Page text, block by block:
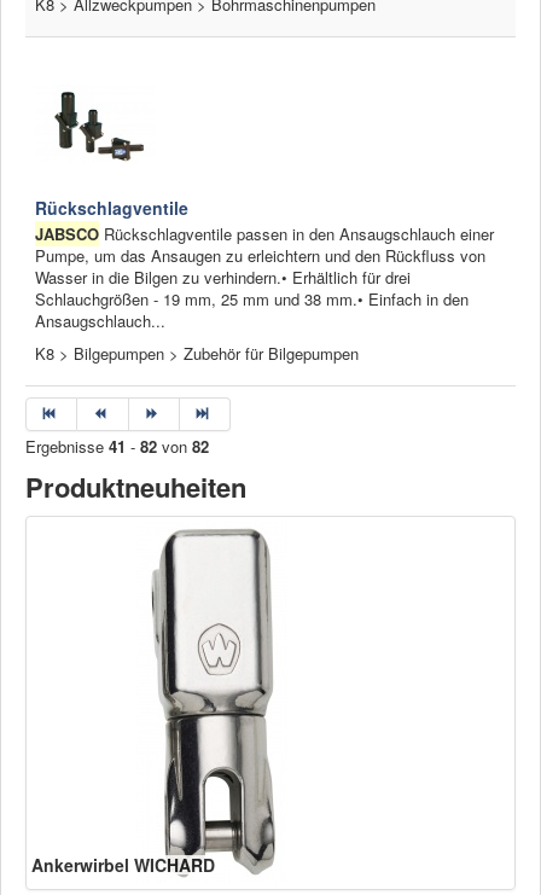
Rückschlagventile
JABSCO Rückschlagventile passen in den Ansaugschlauch einer
Pumpe, um das Ansaugen zu erleichtern und den Rückfluss von
Wasser in die Bilgen zu verhindern.• Erhältlich für drei
Schlauchgrößen - 19 mm, 25 mm und 38 mm.• Einfach in den
Ansaugschlauch...
K8 > Bilgepumpen > Zubehör für Bilgepumpen
Ergebnisse 41 - 82 von 82
Produktneuheiten
Ankerwirbel WICHARD